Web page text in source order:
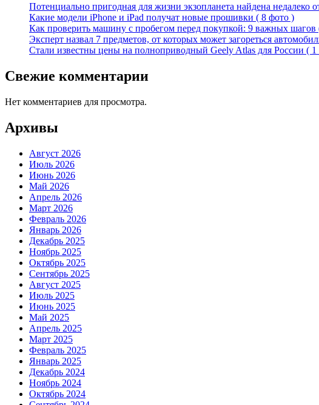
Потенциально пригодная для жизни экзопланета найдена недалеко
Какие модели iPhone и iPad получат новые прошивки ( 8 фото )
Как проверить машину с пробегом перед покупкой: 9 важных шагов
Эксперт назвал 7 предметов, от которых может загореться
Стали известны цены на полноприводный Geely Atlas для России ( 1
Свежие комментарии
Нет комментариев для просмотра.
Архивы
Август 2026
Июль 2026
Июнь 2026
Май 2026
Апрель 2026
Март 2026
Февраль 2026
Январь 2026
Декабрь 2025
Ноябрь 2025
Октябрь 2025
Сентябрь 2025
Август 2025
Июль 2025
Июнь 2025
Май 2025
Апрель 2025
Март 2025
Февраль 2025
Январь 2025
Декабрь 2024
Ноябрь 2024
Октябрь 2024